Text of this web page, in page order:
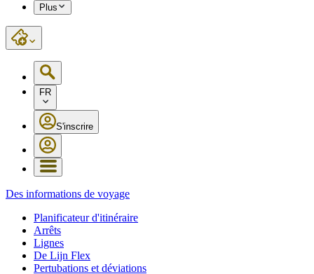
Plus
FR
S'inscrire
Des informations de voyage
Planificateur d'itinéraire
Arrêts
Lignes
De Lijn Flex
Pertubations et déviations